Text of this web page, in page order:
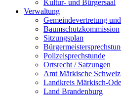
Kultur- und Bürgersaal
Verwaltung
Gemeindevertretung
Baumschutzkommission
Sitzungsplan
Polizeisprechstunde
Ortsrecht / Satzungen
Amt Märkische Schweiz
Landkreis Märkisch-
Land Brandenburg